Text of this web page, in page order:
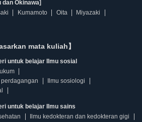
Okinawa]
Kumamoto Oita
Miyazaki
mata kuliah】
untuk belajar Ilmu sosial
Ilmu sosiologi
untuk belajar Ilmu sains
Ilmu kedokteran dan kedokteran gigi